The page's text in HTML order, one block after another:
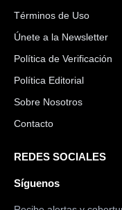
Términos de Uso
Únete a la Newsletter
Política de Verificación
Política Editorial
Sobre Nosotros
Contacto
REDES SOCIALES
Síguenos